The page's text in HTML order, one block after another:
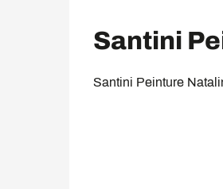
Santini
Santini Peinture